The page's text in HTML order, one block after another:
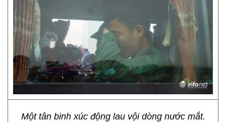
Một tân binh xúc động lau vội dòng nước mắt.